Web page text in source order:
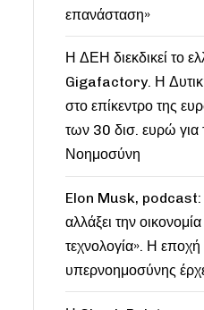
επανάσταση»
Η ΔΕΗ διεκδικεί το
Gigafactory. Η
στο επίκεντρο της
των 30 δισ. ευρώ για
Νοημοσύνη
Elon Musk,
αλλάξει την
τεχνολογία». Η εποχή
υπερνοημοσύνης